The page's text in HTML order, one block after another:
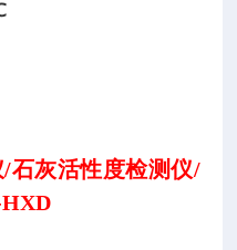
石灰活性度检测仪/